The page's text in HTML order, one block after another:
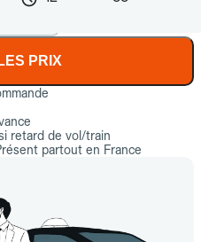
PRIX
retard de vol/train
partout en France